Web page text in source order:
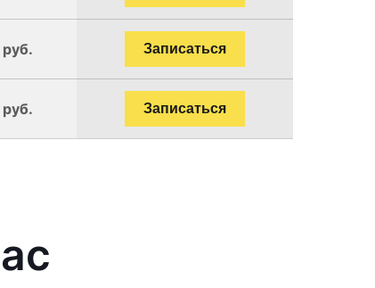
Записаться
Записаться